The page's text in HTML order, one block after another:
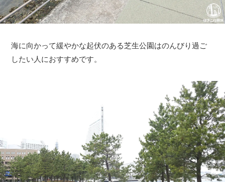
海に向かって緩やかな起伏のある芝生公園はのんびり過ご
したい人におすすめです。